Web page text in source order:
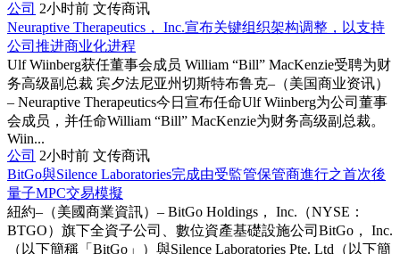
公司 2小时前 文传商讯
Neuraptive Therapeutics， Inc.宣布关键组织架构调整，以支持
公司推进商业化进程
Ulf Wiinberg获任董事会成员 William “Bill” MacKenzie受聘为财
务高级副总裁 宾夕法尼亚州切斯特布鲁克–（美国商业资讯）
– Neuraptive Therapeutics今日宣布任命Ulf Wiinberg为公司董事
会成员，并任命William “Bill” MacKenzie为财务高级副总裁。
Wiin...
公司 2小时前 文传商讯
BitGo與Silence Laboratories完成由受監管保管商進行之首次後
量子MPC交易模擬
紐約–（美國商業資訊）– BitGo Holdings， Inc.（NYSE：
BTGO）旗下全資子公司、數位資產基礎設施公司BitGo， Inc.
（以下簡稱「BitGo」）與Silence Laboratories Pte. Ltd（以下簡